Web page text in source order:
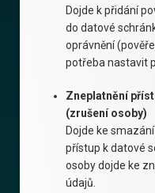
Dojde k přidání
do datové
oprávnění
potřeba nastavit
Zneplatnění
(zrušení osoby)
Dojde ke
přístup k datové
osoby dojde ke
údajů.